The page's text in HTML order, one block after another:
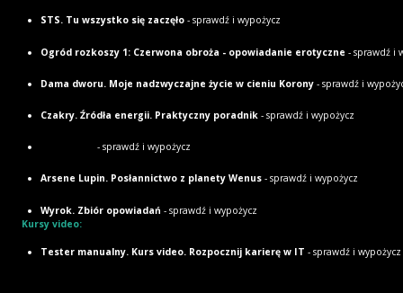
STS. Tu wszystko się zaczęło- sprawdź i wypożycz
Ogród rozkoszy 1: Czerwona obroża - opowiadanie erotyczne - sprawdź i
Dama dworu. Moje nadzwyczajne życie w cieniu Korony- sprawdź i
Czakry. Źródła energii. Praktyczny poradnik- sprawdź i wypożycz
- sprawdź i wypożycz
Arsene Lupin. Posłannictwo z planety Wenus- sprawdź i wypożycz
Wyrok. Zbiór opowiadań - sprawdź i wypożycz
Kursy video:
Tester manualny. Kurs video. Rozpocznij karierę w IT - sprawdź i wypożycz